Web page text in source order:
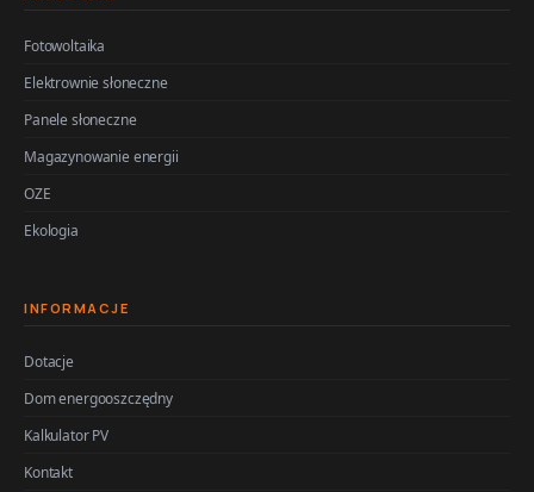
Fotowoltaika
Elektrownie słoneczne
Panele słoneczne
Magazynowanie energii
OZE
Ekologia
INFORMACJE
Dotacje
Dom energooszczędny
Kalkulator PV
Kontakt